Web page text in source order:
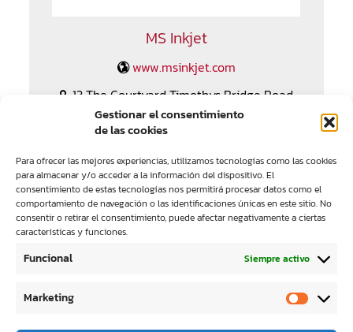
Gestionar el consentimiento
de las cookies
Para ofrecer las mejores experiencias, utilizamos tecnologías como las cookies
para almacenar y/o acceder a la información del dispositivo. El
consentimiento de estas tecnologías nos permitirá procesar datos como el
comportamiento de navegación o las identificaciones únicas en este sitio. No
consentir o retirar el consentimiento, puede afectar negativamente a ciertas
características y funciones.
Funcional Siempre activo
Marketing
MS Inkjet
www.msinkjet.com
13 The Courtyard Timothys Bridge Road,
Stratford-upon-Avon, CV37 9NP , United Kingdom
Sam Kawai
+44 7847 436025
sam@msinkjet.com